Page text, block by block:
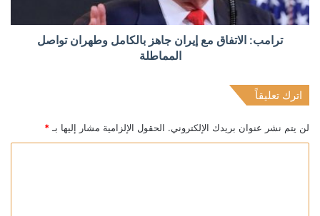
ترامب: الاتفاق مع إيران جاهز بالكامل وطهران تواصل
المماطلة
اترك تعليقاً
لن يتم نشر عنوان بريدك الإلكتروني. الحقول الإلزامية مشار إليها بـ *